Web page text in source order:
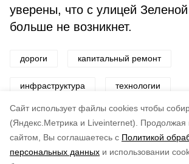
Cайт использует файлы cookies чтобы
(Яндекс.Метрика и Liveinternet).
Продолжая
сайтом, Вы соглашаетесь с Политикой
персональных данных и использовании
уверены, что с улицей
больше не возникнет.
дороги капитальный ремонт
инфраструктура технологии
Авторы: Юлия Вятржик
по оценке